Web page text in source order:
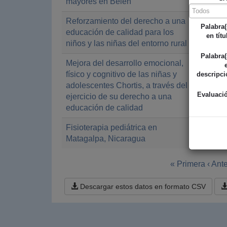
en
Reforzamiento del derecho a una
educación de calidad para los
niños y las niñas del entorno rural
Mejora del desarrollo emocional,
físico y cognitivo de las niñas y
adolescentes Chortis, a través del
ejercicio de su derecho a una
educación de calidad
Fisioterapia pediátrica en
Matagalpa, Nicaragua
« Primera ‹
Descargar estos datos en formato CSV